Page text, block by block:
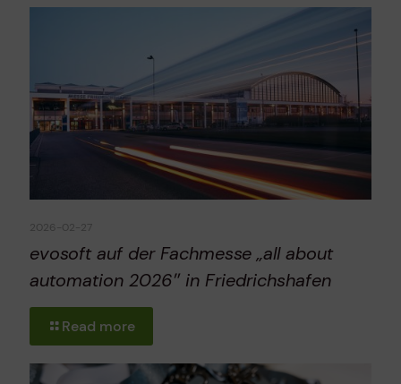
2026-02-27
evosoft auf der Fachmesse „all about
automation 2026″ in Friedrichshafen
Read more